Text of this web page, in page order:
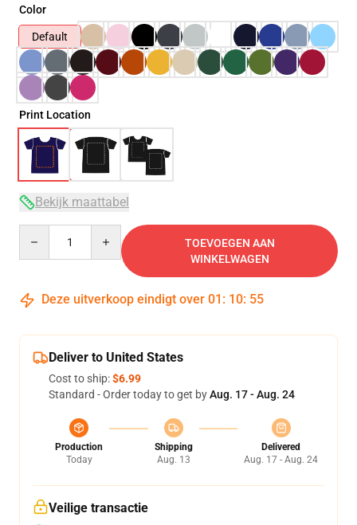
Color
Default
Print Location
Bekijk maattabel
TOEVOEGEN AAN
WINKELWAGEN
Deze uitverkoop eindigt over 01 : 10: 54
Deliver to United States
Cost to ship:$6.99
Standard - Order today to get byAug. 17 - Aug. 24
Production
Today
Shipping
Aug. 13
Delivered
Aug. 17 - Aug. 24
Veilige transactie